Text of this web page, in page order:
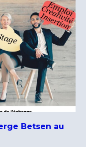
Betsen au